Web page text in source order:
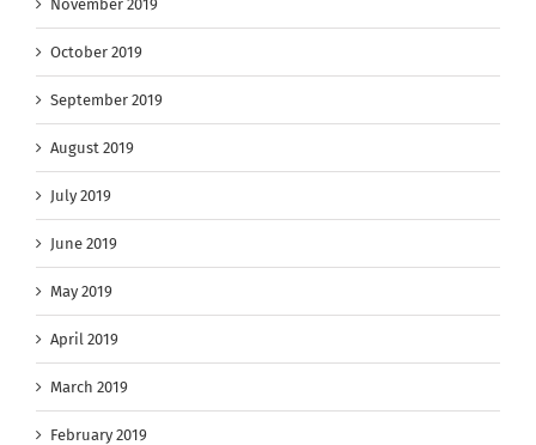
November 2019
October 2019
September 2019
August 2019
July 2019
June 2019
May 2019
April 2019
March 2019
February 2019